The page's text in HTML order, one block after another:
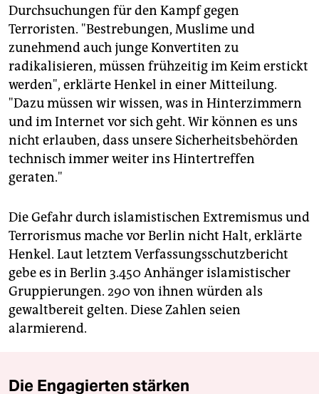
Durchsuchungen für den Kampf gegen
Terroristen. "Bestrebungen, Muslime und
zunehmend auch junge Konvertiten zu
radikalisieren, müssen frühzeitig im Keim erstickt
werden", erklärte Henkel in einer Mitteilung.
"Dazu müssen wir wissen, was in Hinterzimmern
und im Internet vor sich geht. Wir können es uns
nicht erlauben, dass unsere Sicherheitsbehörden
technisch immer weiter ins Hintertreffen
geraten."
Die Gefahr durch islamistischen Extremismus und
Terrorismus mache vor Berlin nicht Halt, erklärte
Henkel. Laut letztem Verfassungsschutzbericht
gebe es in Berlin 3.450 Anhänger islamistischer
Gruppierungen. 290 von ihnen würden als
gewaltbereit gelten. Diese Zahlen seien
alarmierend.
Die Engagierten stärken